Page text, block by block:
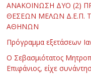
ΑΝΑΚΟΙΝΩΣΗ ΔΥΟ (2)
ΘΕΣΕΩΝ ΜΕΛΩΝ Δ.Ε.Π.
ΑΘΗΝΩΝ
Πρόγραμμα εξετάσεων
Ο Σεβασμιότατος
Επιφάνιος, είχε